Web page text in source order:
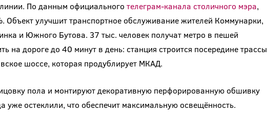
По данным официального телеграм-канала столичного мэра,
Объект улучшит транспортное обслуживание жителей Коммунарки,
и Южного Бутова. 37 тыс. человек получат метро в пешей
на дороге до 40 минут в день: станция строится посередине трассы
шоссе, которая продублирует МКАД.
пола и монтируют декоративную перфорированную обшивку
уже остеклили, что обеспечит максимальную освещённость.